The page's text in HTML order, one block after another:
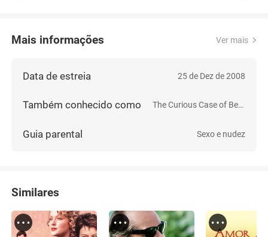
Mais informações Ver mais
Data de estreia 25 de Dez de 2008
Também conhecido como The Curious Case of Benjamin Button
Guia parental Sexo e nudez
Similares